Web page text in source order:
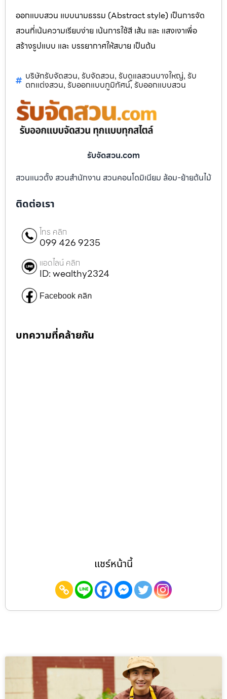
ออกแบบสวน แบบนามธรรม (Abstract style) เป็นการจัด
สวนที่เน้นความเรียบง่าย เน้นการใช้สี เส้น และ แสงเงาเพื่อ
สร้างรูปแบบ และ บรรยากาศให้สบาย เป็นต้น
บริษัทรับจัดสวน, รับจัดสวน, รับดูแลสวนบางใหญ่, รับ
ตกแต่งสวน, รับออกแบบภูมิทัศน์,รับออกแบบสวน
รับจัดสวน.com
สวนแนวตั้ง สวนสำนักงาน สวนคอนโดมิเนียม ล้อม-ย้ายต้นไม้
ติดต่อเรา
โทร คลิก
099 426 9235
แอดไลน์ คลิก
ID: wealthy2324
Facebook คลิก
บทความที่คล้ายกัน
แชร์หน้านี้